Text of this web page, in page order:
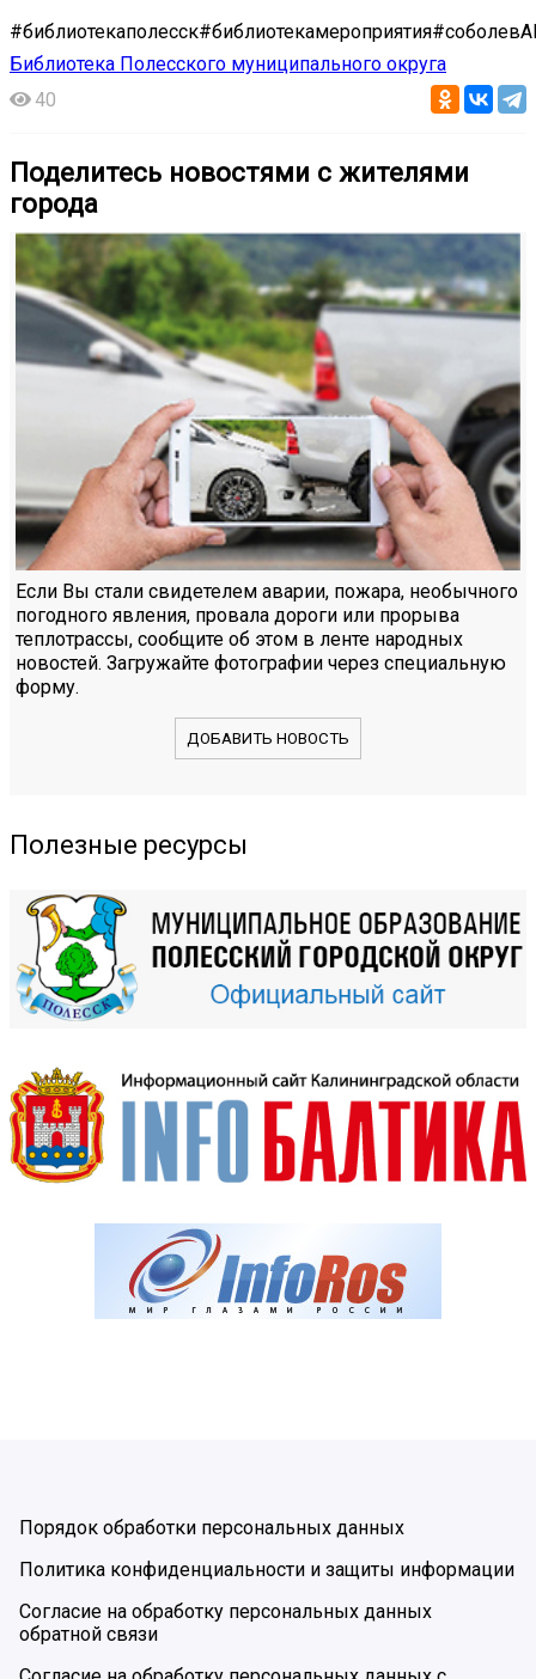
Библиотека Полесского муниципального округа
40
Поделитесь новостями с жителями
города
Если Вы стали свидетелем аварии, пожара, необычного
погодного явления, провала дороги или прорыва
теплотрассы, сообщите об этом в ленте народных
новостей. Загружайте фотографии через специальную
форму.
ДОБАВИТЬ НОВОСТЬ
Полезные ресурсы
Порядок обработки персональных данных
Политика конфиденциальности и защиты информации
Согласие на обработку персональных данных
обратной связи